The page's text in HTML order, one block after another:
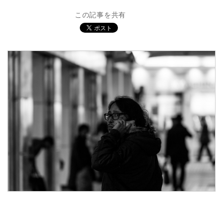
この記事を共有